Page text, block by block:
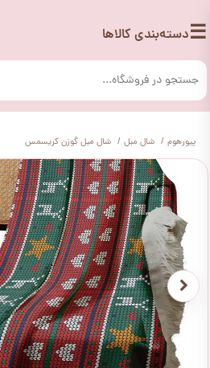
☰دسته‌بندی کالاها
پیورهوم شال مبل شال مبل گوزن کریسمس